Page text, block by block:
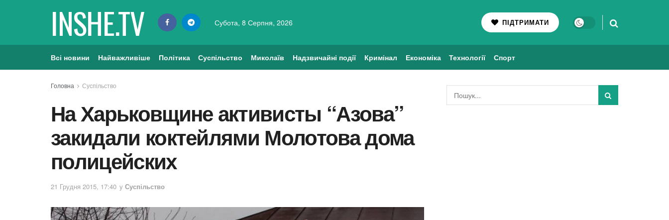
INSHE.TV Субота, 8 Серпня, 2026 ПІДТРИМАТИ
Всі новини Найважливіше Політика Суспільство Миколаїв Надзвичайні події Кримінал Економіка Технології Спорт
Головна Суспільство
На Харьковщине активисты “Азова”
закидали коктейлями Молотова дома
полицейских
21 Грудня 2015, 17:40 у Суспільство